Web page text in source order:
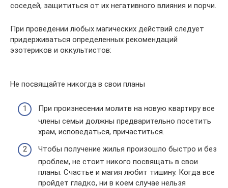
соседей, защититься от их негативного влияния и порчи.
При проведении любых магических действий следует
придерживаться определенных рекомендаций
эзотериков и оккультистов:
Не посвящайте никогда в свои планы
При произнесении молитв на новую квартиру все
члены семьи должны предварительно посетить
храм, исповедаться, причаститься.
Чтобы получение жилья произошло быстро и без
проблем, не стоит никого посвящать в свои
планы. Счастье и магия любит тишину. Когда все
пройдет гладко, ни в коем случае нельзя